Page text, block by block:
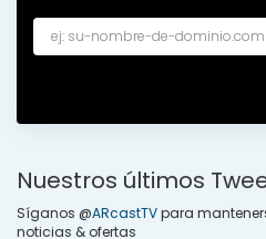
Nuestros últimos
Síganos @ARcastTVpara
noticias & ofertas